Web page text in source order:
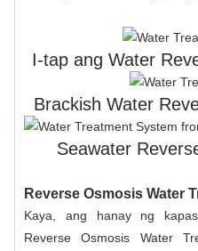
I-tap ang Water
Brackish Water
Seawater
Reverse Osmosis Water
Kaya, ang hanay ng
Reverse Osmosis Water